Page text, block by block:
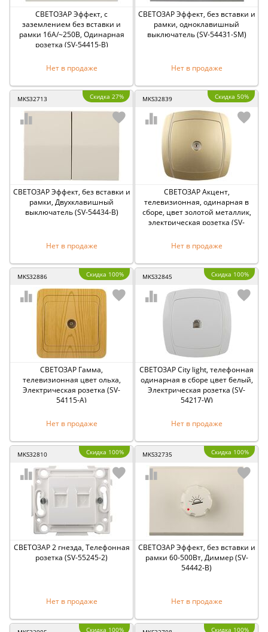
СВЕТОЗАР Эффект, с
заземлением без вставки и
рамки 16А/~250В, Одинарная
розетка (SV-54415-B)
Нет в продаже
СВЕТОЗАР Эффект, без вставки и
рамки, одноклавишный
выключатель (SV-54431-SM)
Нет в продаже
MKS32713 Скидка 27%
СВЕТОЗАР Эффект, без вставки и
рамки, Двухклавишный
выключатель (SV-54434-B)
Нет в продаже
MKS32839 Скидка 50%
СВЕТОЗАР Акцент,
телевизионная, одинарная в
сборе, цвет золотой металлик,
электрическая розетка (SV-
Нет в продаже
MKS32886 Скидка 100%
СВЕТОЗАР Гамма,
телевизионная цвет ольха,
Электрическая розетка (SV-
54115-A)
Нет в продаже
MKS32845 Скидка 100%
СВЕТОЗАР City light, телефонная
одинарная в сборе цвет белый,
Электрическая розетка (SV-
54217-W)
Нет в продаже
MKS32810 Скидка 100%
СВЕТОЗАР 2 гнезда, Телефонная
розетка (SV-55245-2)
Нет в продаже
MKS32735 Скидка 100%
СВЕТОЗАР Эффект, без вставки и
рамки 60-500Вт, Диммер (SV-
54442-B)
Нет в продаже
Скидка 100% Скидка 100%